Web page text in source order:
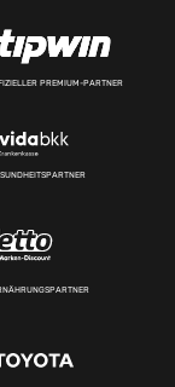
PREMIUM-PARTNER